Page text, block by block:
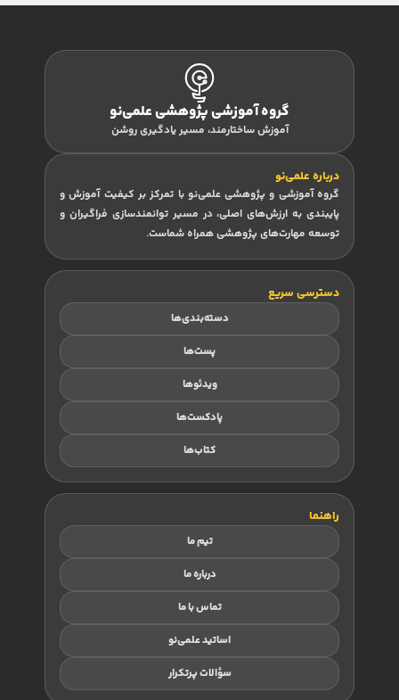
گروه آموزشی پژوهشی علمی‌نو
آموزش ساختارمند، مسیر یادگیری روشن
درباره علمی‌نو
گروه آموزشی و پژوهشی علمی‌نو با تمرکز بر کیفیت آموزش و
پایبندی به ارزش‌های اصلی، در مسیر توانمندسازی فراگیران و
توسعه مهارت‌های پژوهشی همراه شماست.
دسترسی سریع
دسته‌بندی‌ها
پست‌ها
ویدئوها
پادکست‌ها
کتاب‌ها
راهنما
تیم ما
درباره ما
تماس با ما
اساتید علمی‌نو
سؤالات پرتکرار